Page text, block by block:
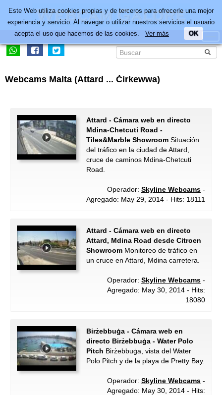
Webcams Malta (Attard ... Ċirkewwa)
Attard - Cámara web en directo
Mdina-Chetcuti Road -
Tiles&Marble Showroom Situación
del tráfico en la ciudad de Attard,
cruce de caminos Mdina-Chetcuti
Road.
Operador: Skyline Webcams -
Agregado: May 29, 2014 - Hits: 18111
Attard - Cámara web en directo
Attard, Mdina Road desde Citroen
Showroom Monitoreo de tráfico en
un cruce en Attard, Mdina carretera.
Operador: Skyline Webcams -
Agregado: May 30, 2014 - Hits:
18080
Birżebbuġa - Cámara web en
directo Birżebbuġa - Water Polo
Pitch Birżebbuġa, vista del Water
Polo Pitch y de la playa de Pretty Bay.
Operador: Skyline Webcams -
Agregado: May 30, 2014 - Hits:
Este Web utiliza cookies propias y de terceros para ofrecerle una mejor
experiencia y servicio. Al navegar o utilizar nuestros servicios el usuario
acepta el uso que hacemos de las cookies. Ver más OK